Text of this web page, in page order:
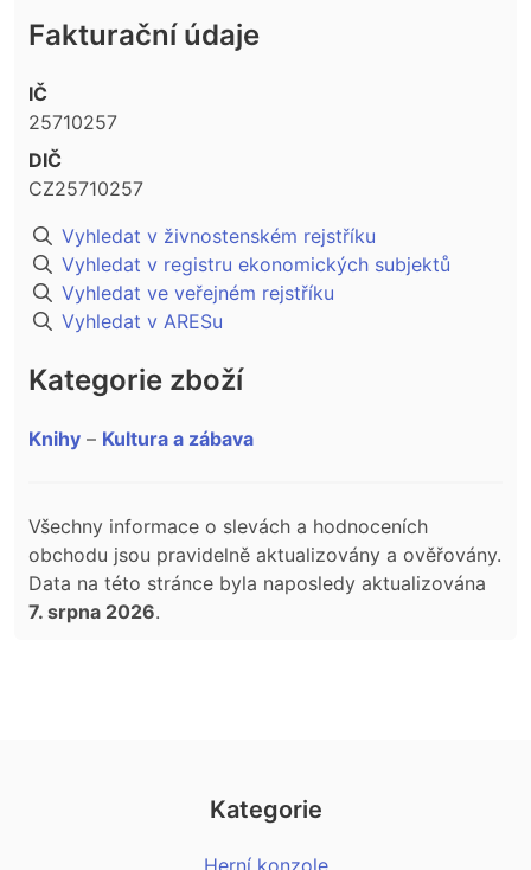
Fakturační údaje
IČ
25710257
DIČ
CZ25710257
Vyhledat v živnostenském rejstříku
Vyhledat v registru ekonomických subjektů
Vyhledat ve veřejném rejstříku
Vyhledat v ARESu
Kategorie zboží
Knihy – Kultura a zábava
Všechny informace o slevách a hodnoceních
obchodu jsou pravidelně aktualizovány a ověřovány.
Data na této stránce byla naposledy aktualizována
7. srpna 2026.
Kategorie
Herní konzole